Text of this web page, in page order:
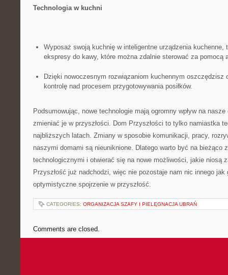
Technologia w kuchni
Wyposaż swoją kuchnię w inteligentne urządzenia
ekspresy do kawy, które można zdalnie sterować za pomocą
Dzięki nowoczesnym rozwiązaniom kuchennym oszczędzisz
kontrolę nad ​procesem przygotowywania posiłków.
Podsumowując, nowe‌ technologie mają ogromny wpływ na‍
zmieniać je w⁤ przyszłości. ‌Dom⁤ Przyszłości to tylko namiastka
najbliższych latach.​ Zmiany w sposobie komunikacji, pracy,
naszymi domami są nieuniknione.⁢ Dlatego warto być na bieżąco
technologicznymi i otwierać się na nowe możliwości, jakie niosą
Przyszłość już nadchodzi, więc ‍nie pozostaje‍ nam nic innego
optymistyczne spojrzenie w przyszłość.
CATEGORIES: ORGANIZACJA SZAFY I PIELĘGNACJA UBRAŃ
Comments are closed.